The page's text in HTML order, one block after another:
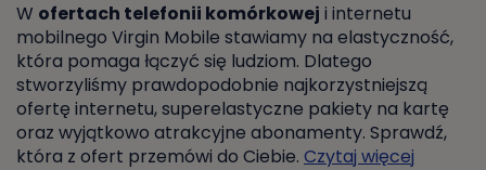
W ofertach telefonii komórkowej i internetu
mobilnego Virgin Mobile stawiamy na elastyczność,
która pomaga łączyć się ludziom. Dlatego
stworzyliśmy prawdopodobnie najkorzystniejszą
ofertę internetu, superelastyczne pakiety na kartę
oraz wyjątkowo atrakcyjne abonamenty. Sprawdź,
która z ofert przemówi do Ciebie. Czytaj więcej